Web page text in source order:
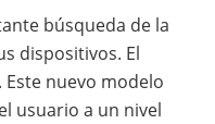
búsqueda de la
dispositivos. El
Este nuevo modelo
usuario a un nivel